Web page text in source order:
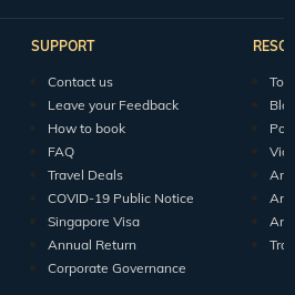
SUPPORT
Contact us
Leave your Feedback
How to book
FAQ
Travel Deals
COVID-19 Public Notice
Singapore Visa
Annual Return
Corporate Governance